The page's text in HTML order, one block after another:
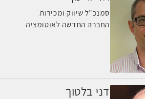
סמנכ"ל שיווק ומכירות
החברה החדשה לאוטומציה
דני בלטוך